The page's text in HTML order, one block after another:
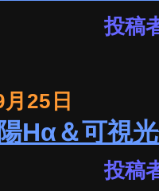
投稿
25日
Hα＆可視
投稿